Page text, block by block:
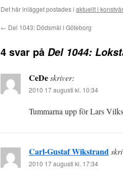
Det här inlägget postades i aktuellt i
← Del 1043: Dödsmål i Göteborg
4 svar på Del 1044:
CeDeskriver:
2010 17 augusti kl. 10:34
Tummarna upp för Lars
Carl-Gustaf Wikstrand
2010 17 augusti kl. 17:34